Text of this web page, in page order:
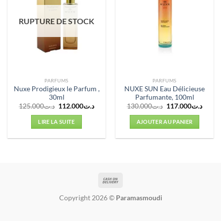
RUPTURE DE STOCK
PARFUMS
Nuxe Prodigieux le Parfum ,
30ml
د.ت125.000
Le
initial
était :
د.ت112.000
Le
د.ت112.000.
LIRE LA SUITE
PARFUMS
NUXE SUN Eau Délicieuse
Parfumante, 100ml
د.ت130.000
Le
initial
était :
د.ت117.000
Le
AJOUTER AU PANIER
Copyright 2026 © Paramasmoudi